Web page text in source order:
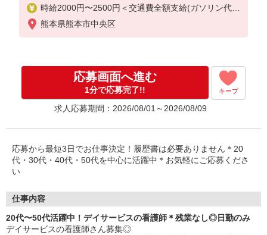
時給2000円〜2500円＜交通費全額支給(ガソリン代含
む)/日払い可/週払い可＞
熊本県熊本市中央区
応募画面へ進む
1分で応募完了!! キープ
求人応募期間：2026/08/01～2026/08/09
応募から最短3日でお仕事決定！履歴書は必要ありません＊20
代・30代・40代・50代を中心に活躍中＊お気軽にご応募くださ
い
仕事内容
20代〜50代活躍中！デイサービスの看護師＊残業なし◎日勤のみ
デイサービスの看護師さん募集◎